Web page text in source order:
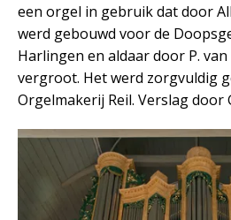
een orgel in gebruik dat door
werd gebouwd voor de
Harlingen en aldaar door P.
vergroot. Het werd zorgvuldig
Orgelmakerij Reil. Verslag door